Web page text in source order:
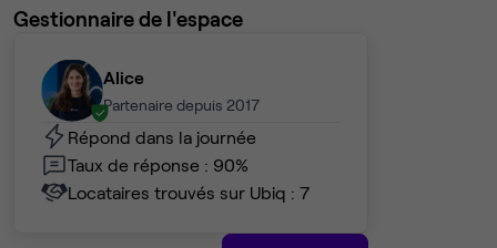
Gestionnaire de l'espace
Alice
Partenaire depuis 2017
Répond dans la journée
Taux de réponse : 90%
Locataires trouvés sur Ubiq : 7